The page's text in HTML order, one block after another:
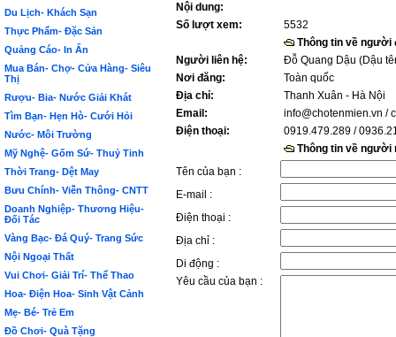
Du Lịch- Khách Sạn
Thực Phẩm- Đặc Sản
Quảng Cáo- In Ấn
Mua Bán- Chợ- Cửa Hàng- Siêu
Thị
Rượu- Bia- Nước Giải Khát
Tìm Bạn- Hẹn Hò- Cưới Hỏi
Nước- Môi Trường
Mỹ Nghệ- Gốm Sứ- Thuỷ Tinh
Thời Trang- Dệt May
Bưu Chính- Viễn Thông- CNTT
Doanh Nghiệp- Thương Hiệu-
Đối Tác
Vàng Bạc- Đá Quý- Trang Sức
Nội Ngoại Thất
Vui Chơi- Giải Trí- Thể Thao
Hoa- Điện Hoa- Sinh Vật Cảnh
Mẹ- Bé- Trẻ Em
Đồ Chơi- Quà Tặng
Nội dung:
Số lượt xem:
5532
Thông tin về người
Người liên hệ:
Đỗ Quang Dậu (Dậu
Nơi đăng:
Toàn quốc
Địa chỉ:
Thanh Xuân - Hà Nội
Email:
info@chotenmien.vn /
Điện thoại:
0919.479.289 /
Thông tin về người
Tên của bạn :
E-mail :
Điện thoại :
Địa chỉ :
Di động :
Yêu cầu của bạn :